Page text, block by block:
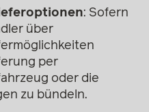
: Sofern
über
per
oder die
zu bündeln.